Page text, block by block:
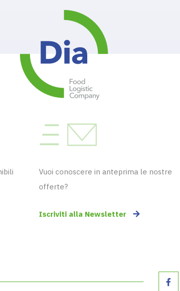
Vuoi conoscere in anteprima le nostre
offerte?
Iscriviti alla Newsletter